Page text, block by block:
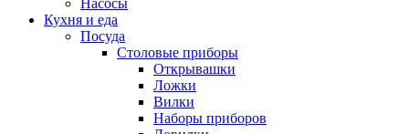
Насосы
Кухня и еда
Посуда
Столовые приборы
Открывашки
Ложки
Вилки
Наборы приборов